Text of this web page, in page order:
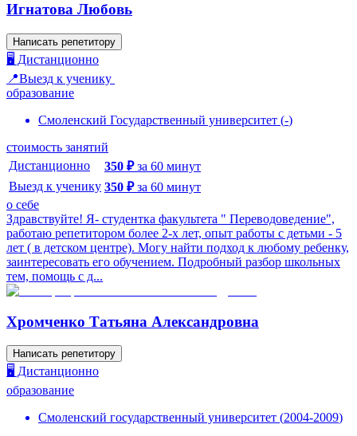
Игнатова Любовь
Написать репетитору
🖥️ Дистанционно
📍Выезд к ученику
образование
Смоленский Государственный университет (-)
стоимость занятий
Дистанционно
350 ₽ за 60 минут
Выезд к ученику 350 ₽ за 60 минут
о себе
Здравствуйте! Я- студентка факультета " Переводоведение",
работаю репетитором более 2-х лет, опыт работы с детьми - 5
лет ( в детском центре). Могу найти подход к любому ребенку,
заинтересовать его обучением. Подробный разбор школьных
тем, помощь с д...
Хромченко Татьяна Александровна
Написать репетитору
🖥️ Дистанционно
образование
Смоленский государственный университет (2004-2009)